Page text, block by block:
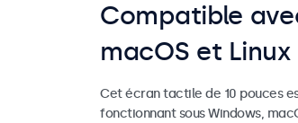
Compatible
macOS et Linux
Cet écran tactile de 10 pouces
fonctionnant sous Windows,